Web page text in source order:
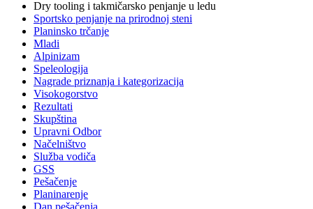
Dry tooling i takmičarsko penjanje u ledu
Sportsko penjanje na prirodnoj steni
Planinsko trčanje
Mladi
Alpinizam
Speleologija
Nagrade priznanja i kategorizacija
Visokogorstvo
Rezultati
Skupština
Upravni Odbor
Načelništvo
Služba vodiča
GSS
Pešačenje
Planinarenje
Dan pešačenja